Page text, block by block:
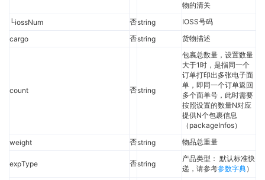
物的清关
└iossNum
否string
IOSS号码
cargo
否string 货物描述
count 否string
包裹总数量，设置数量
大于1时，是指同一个
订单打印出多张电子面
单，即同一个订单返回
多个面单号，此时需要
按照设置的数量N对应
提供N个包裹信息
（packageInfos）
weight
否string 物品总重量
expType 否string
产品类型： 默认标准快
递，请参考参数字典）